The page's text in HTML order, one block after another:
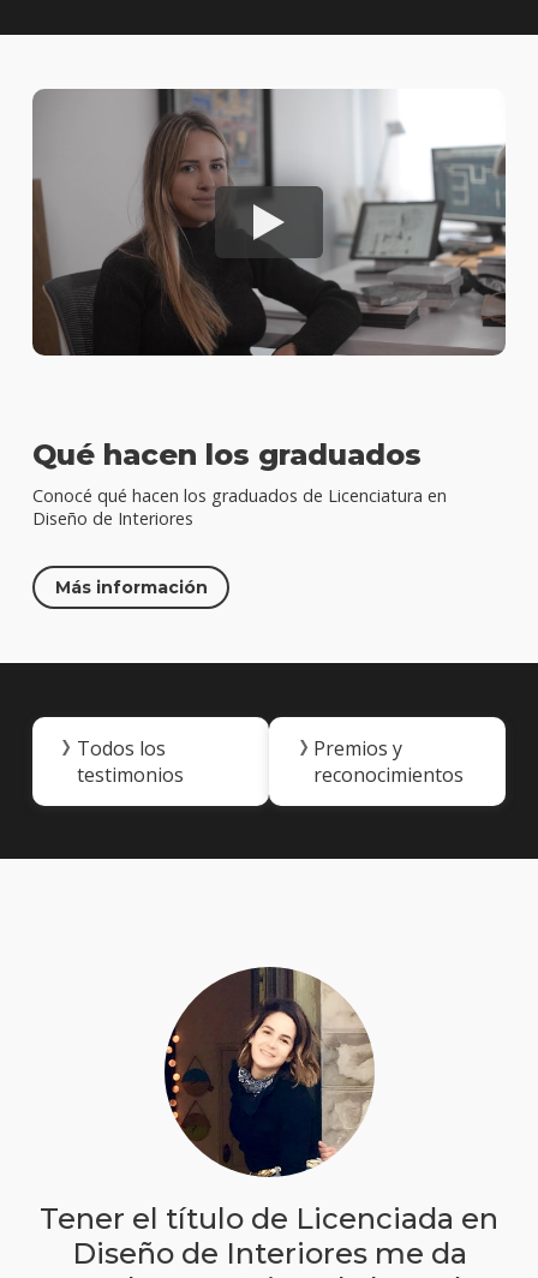
Qué hacen los graduados
Conocé qué hacen los graduados de Licenciatura en
Diseño de Interiores
Más información
Todos los
testimonios
Premios y
reconocimientos
Tener el título de Licenciada en
Diseño de Interiores me da